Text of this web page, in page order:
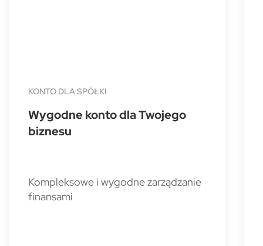
KONTO DLA SPÓŁKI
Wygodne konto dla Twojego
biznesu
Kompleksowe i wygodne zarządzanie
finansami